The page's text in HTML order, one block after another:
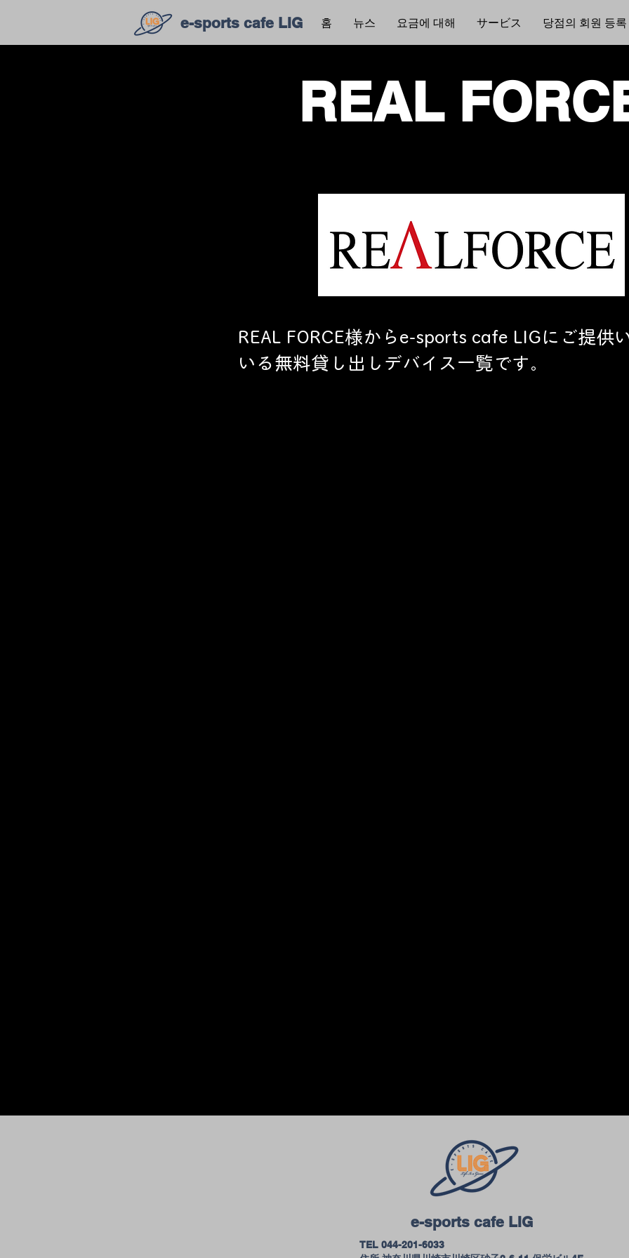
홈 뉴스 요금에 대해 サービス 당점의 회원 등
e-sports cafe LIG
REAL
REAL FORCE様からe-sports cafe LIGにご提供
いる無料貸し出しデバイス一覧です。
e-sports cafe LIG
​TEL 044-201-6033